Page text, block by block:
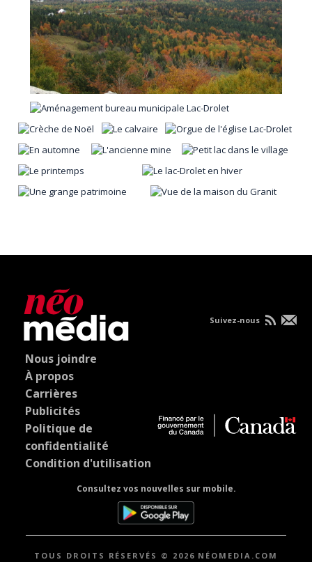
Nous joindre
À propos
Carrières
Publicités
Politique de
confidentialité
Condition d'utilisation
Consultez vos nouvelles sur mobile.
Suivez-nous
TOUS DROITS RÉSERVÉS © 2026 NÉOMEDIA.COM